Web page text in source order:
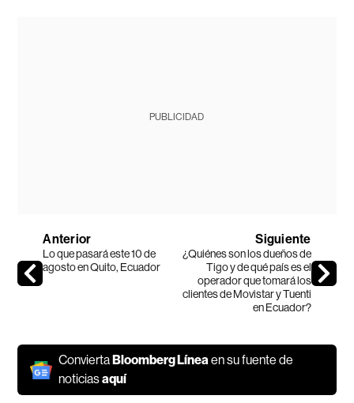
PUBLICIDAD
Anterior
Lo que pasará este 10 de
agosto en Quito, Ecuador
Siguiente
¿Quiénes son los dueños de
Tigo y de qué país es el
operador que tomará los
clientes de Movistar y Tuenti
en Ecuador?
Convierta Bloomberg Líneaen su fuente de
noticiasaquí